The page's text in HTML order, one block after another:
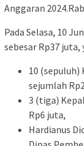
Anggaran
Pada Selasa, 10
sebesar Rp37 juta,
10 (sepuluh)
sejumlah
3 (tiga)
Rp6 juta,
Hardianus